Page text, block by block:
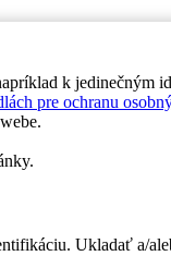
k
pre ochranu
Ukladať a/